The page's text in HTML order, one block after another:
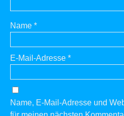
Name *
E-Mail-Adresse *
Name, E-Mail-Adresse und